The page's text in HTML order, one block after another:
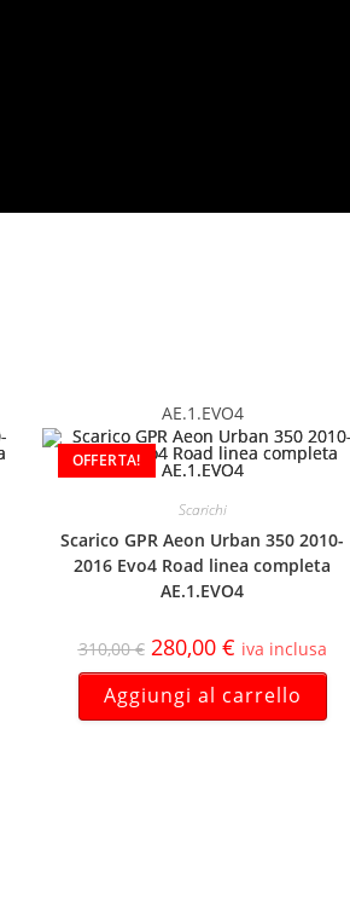
AE.1.EVO4
OFFERTA!
Scarichi
Scarico GPR Aeon Urban 350 2010-
2016 Evo4 Road linea completa
AE.1.EVO4
310,00€ 280,00 € iva inclusa
Aggiungi al carrello